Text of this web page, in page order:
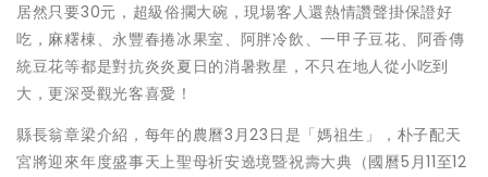
居然只要30元，超級俗擱大碗，現場客人還熱情讚聲掛保證好
吃，麻糬棟、永豐春捲冰果室、阿胖冷飲、一甲子豆花、阿香傳
統豆花等都是對抗炎炎夏日的消暑救星，不只在地人從小吃到
大，更深受觀光客喜愛！
縣長翁章梁介紹，每年的農曆3月23日是「媽祖生」，朴子配天
宮將迎來年度盛事天上聖母祈安遶境暨祝壽大典（國曆5月11至12